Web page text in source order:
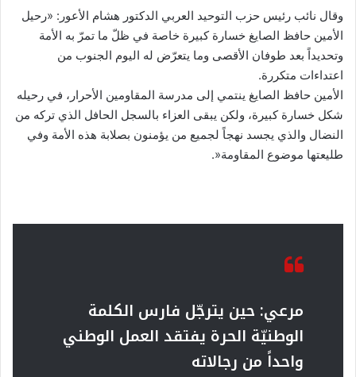
وقال نائب رئيس حزب التوحيد العربي الدكتور هشام الأعور: «رحيل
الأمين حافظ الصايغ خسارة كبيرة خاصة في ظلّ ما تمرّ به الأمة
وتحديداً بعد طوفان الأقصى وما يتعرّض له اليوم الجنوب من
اعتداءات متكررة.
الأمين حافظ الصايغ ينتمي إلى مدرسة المقاومين الأحرار، في رحيله
شكل خسارة كبيرة، ولكن يبقى العزاء بالسجل الحافل الذي تركه من
النضال والذي يجسد نهجاً لجميع من يؤمنون بصلابة هذه الأمة وفي
طليعتها موضوع المقاومة«.
مرعي: حين يترجّل فارس الكلمة
الوطنيّة الحرة يفتقد العمل الوطني
واحداً من رجالاته